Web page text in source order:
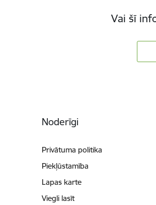
Vai šī
Noderīgi
Privātuma politika
Piekļūstamība
Lapas karte
Viegli lasīt